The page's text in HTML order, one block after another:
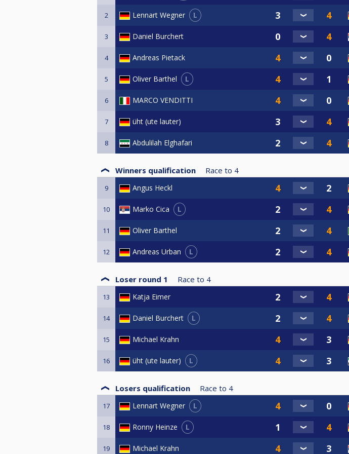
2 Lennart Wegner L
3 Daniel Burchert
4 Andreas Pietack
5 Oliver Barthel L
6 MARCO VENDITTI
7 üht (ute lauter)
8 Abdulilah Elghafari
Winners qualification Race to 4
9 Angus Heckl
10 Marko Cica L
11 Oliver Barthel
12 Andreas Urban L
Loser round 1 Race to 4
13 Katja Eimer
14 Daniel Burchert L
15 Michael Krahn
16 üht (ute lauter) L
Losers qualification Race to 4
17 Lennart Wegner L
18 Ronny Heinze L
19 Michael Krahn